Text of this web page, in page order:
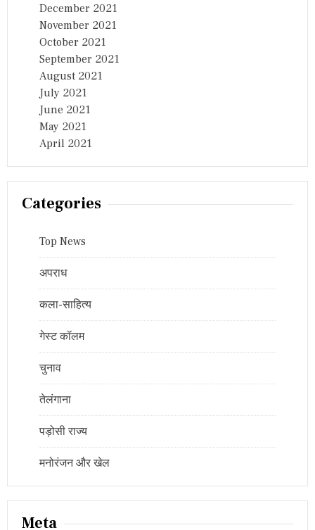
December 2021
November 2021
October 2021
September 2021
August 2021
July 2021
June 2021
May 2021
April 2021
Categories
Top News
अपराध
कला-साहित्य
गेस्ट कॉलम
चुनाव
तेलंगाना
पड़ोसी राज्य
मनोरंजन और खेल
Meta